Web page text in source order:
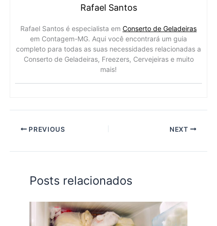
Rafael Santos
Rafael Santos é especialista em Conserto de Geladeiras
em Contagem-MG. Aqui você encontrará um guia
completo para todas as suas necessidades relacionadas a
Conserto de Geladeiras, Freezers, Cervejeiras e muito
mais!
PREVIOUS NEXT
Posts relacionados